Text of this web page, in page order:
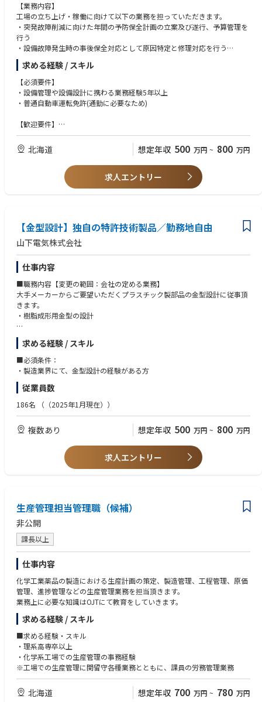
【業務内容】
工場の立ち上げ・稼働に向けて以下の業務を担っていただきます。
・突発故障削減に向けた年間の予防保全計画の立案及び遂行、予算管理を
行う
・設備故障発生時の事後保全対応として原因特定と修理対応を行う
・製造要求に基づいた、設備改善や安全対策等のための設備仕様を立案
し、見積、予算化、設備取得を行う
・設備管理体制の構築と後継者の人財育成
求める経験 / スキル
【必須要件】
・設備管理や設備設計に携わる業務経験5年以上
・普通自動車運転免許(通勤に必要なため)
【歓迎要件】
・医療器製造工場での電気設備を含む設備管理業務経験ありCAD操作が出
来る
・危険物取扱者
・TOEIC 450点以上(昇格要件)
【求める人物像】
・様々なルールや手順に沿った業務を担って頂くため、手順確認や報連相
がしっかおこなえる方
・改善業務などにも積極的に取り組んで頂きたいため、高い向上心を持っ
て、チャレンジすることができる方
北海道 想定年収 500 万円 ~ 800 万円
求人エントリー
【金型設計】独自の特許技術製品／勤務地自由
山下電気株式会社
仕事内容
■職務内容【変更の範囲：会社の定める業務】
大手メーカーからご要望いただくプラスチック製部品の金型設計に従事頂
きます。
・樹脂成形用金型の設計
■業務の特徴
・主な客先は誰もが知る国内大手メーカーばかり
・プラスチック製品製造における高い技術力
厚さ1mm以下の薄型・軽量・高剛性に優れた「薄肉成形」。複雑な構造
あるウエルドライン（線状の痕跡）をなくすウエルドレス成形技術「Y-He
aT」などの高い技術力を誇る当社。高品質なメイドインジャパンのモノづ
くりが当社の一番の特徴です。
■キャリアステップ
ができます。通信教育と受験費用は会社が負担。将来は管理職としてのキ
ャリアパスも相談可能です。
求める経験 / スキル
■必須条件：
・製造業界にて、金型設計の経験がある方
従業員数
186名 （（2025年1月現在））
複数あり 想定年収 500 万円 ~ 800 万円
求人エントリー
生産管理担当管理職（候補）
非公開
課長以上
仕事内容
化学工業薬品の製造における生産計画の策定、製造管理、工程管理、原価
管理、進捗管理などの生産管理業務を担当頂きます。
業務上に必要な知識はOJTにて教育をしていきます。
求める経験 / スキル
■求める経験・スキル
・理系高専卒以上
・化学系工場での生産管理の事務経験
※工場での生産管理に関留守各種業務とともに、課員の労務管理業務
北海道 想定年収 700 万円 ~ 780 万円